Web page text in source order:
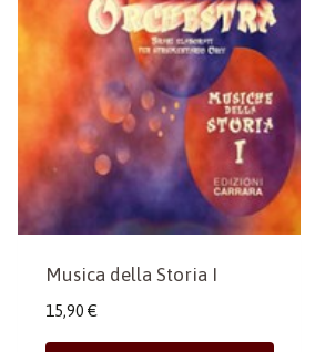
Musica della Storia I
15,90 €